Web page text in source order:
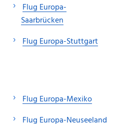
Flug Europa-
Saarbrücken
Flug Europa-Stuttgart
Flug Europa-Mexiko
Flug Europa-Neuseeland